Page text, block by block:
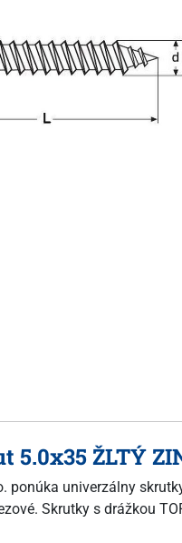
5.0x35 ŽLTÝ
ponúka univerzálny
Skrutky s drážkou